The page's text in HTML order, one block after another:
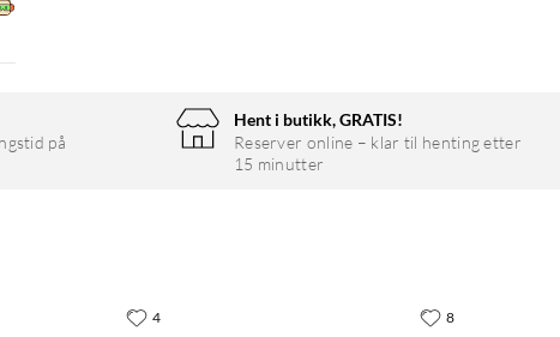
på
Hent i butikk, GRATIS!
Reserver online – klar til henting etter
15 minutter
4 8